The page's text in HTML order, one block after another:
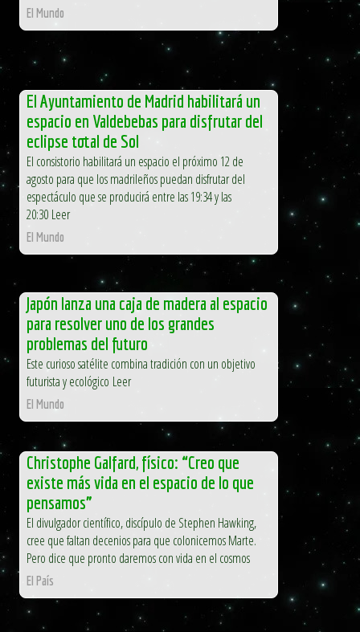
El Mundo
El Ayuntamiento de Madrid habilitará un
espacio en Valdebebas para disfrutar del
eclipse total de Sol
El consistorio habilitará un espacio el próximo 12 de
agosto para que los madrileños puedan disfrutar del
espectáculo que se producirá entre las 19:34 y las
20:30 Leer
El Mundo
Japón lanza una caja de madera al espacio
para resolver uno de los grandes
problemas del futuro
Este curioso satélite combina tradición con un objetivo
futurista y ecológico Leer
El Mundo
Christophe Galfard, físico: “Creo que
existe más vida en el espacio de lo que
pensamos”
El divulgador científico, discípulo de Stephen Hawking,
cree que faltan decenios para que colonicemos Marte.
Pero dice que pronto daremos con vida en el cosmos
El País